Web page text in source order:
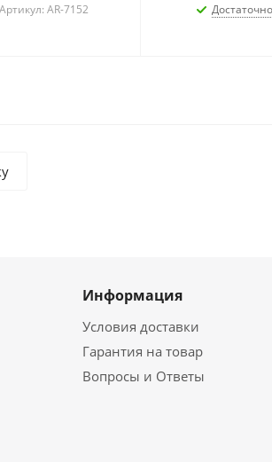
Артикул: AR-7152 Достаточно
Информация
Условия доставки
Гарантия на товар
Вопросы и Ответы